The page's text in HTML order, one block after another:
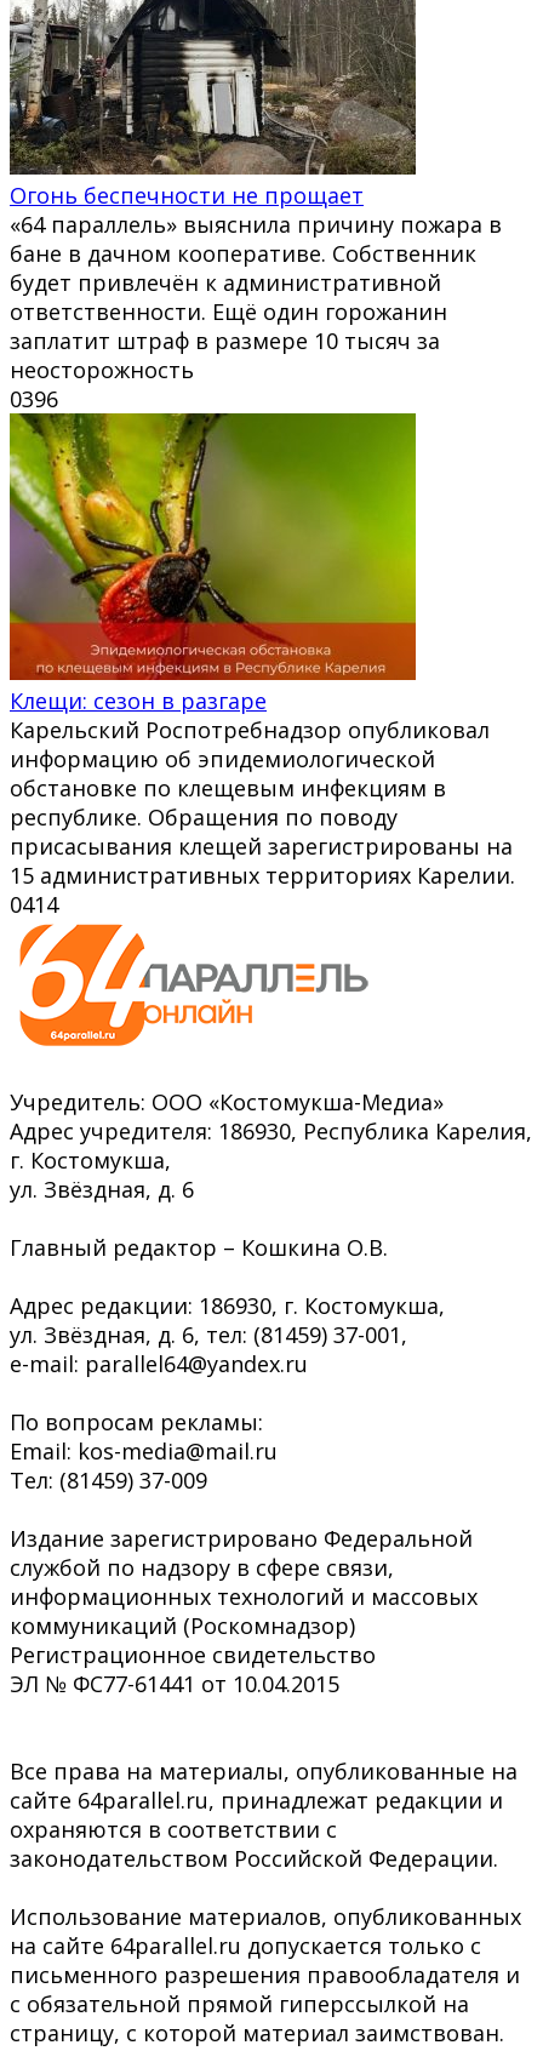
Огонь беспечности не прощает
«64 параллель» выяснила причину пожара в
бане в дачном кооперативе. Собственник
будет привлечён к административной
ответственности. Ещё один горожанин
заплатит штраф в размере 10 тысяч за
неосторожность
0396
Клещи: сезон в разгаре
Карельский Роспотребнадзор опубликовал
информацию об эпидемиологической
обстановке по клещевым инфекциям в
республике. Обращения по поводу
присасывания клещей зарегистрированы на
15 административных территориях Карелии.
0414
Учредитель: ООО «Костомукша-Медиа»
Адрес учредителя: 186930, Республика Карелия,
г. Костомукша,
ул. Звёздная, д. 6
Главный редактор – Кошкина О.В.
Адрес редакции: 186930, г. Костомукша,
ул. Звёздная, д. 6, тел: (81459) 37-001,
e-mail: parallel64@yandex.ru
По вопросам рекламы:
Email: kos-media@mail.ru
Тел: (81459) 37-009
Издание зарегистрировано Федеральной
службой по надзору в сфере связи,
информационных технологий и массовых
коммуникаций (Роскомнадзор)
Регистрационное свидетельство
ЭЛ № ФС77-61441 от 10.04.2015
Все права на материалы, опубликованные на
сайте 64parallel.ru, принадлежат редакции и
охраняются в соответствии с
законодательством Российской Федерации.
Использование материалов, опубликованных
на сайте 64parallel.ru допускается только с
письменного разрешения правообладателя и
с обязательной прямой гиперссылкой на
страницу, с которой материал заимствован.